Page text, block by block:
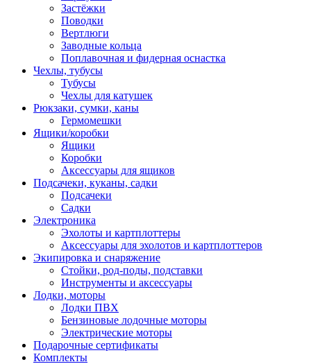
Застёжки
Поводки
Вертлюги
Заводные кольца
Поплавочная и фидерная оснастка
Чехлы, тубусы
Тубусы
Чехлы для катушек
Рюкзаки, сумки, каны
Гермомешки
Ящики/коробки
Ящики
Коробки
Аксессуары для ящиков
Подсачеки, куканы, садки
Подсачеки
Садки
Электроника
Эхолоты и картплоттеры
Аксессуары для эхолотов и картплоттеров
Экипировка и снаряжение
Стойки, род-поды, подставки
Инструменты и аксессуары
Лодки, моторы
Лодки ПВХ
Бензиновые лодочные моторы
Электрические моторы
Подарочные сертификаты
Комплекты